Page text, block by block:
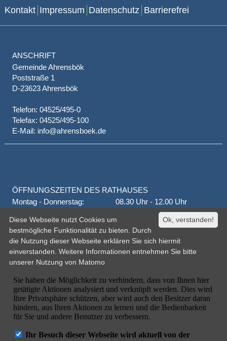
Kontakt Impressum Datenschutz Barrierefrei
ANSCHRIFT
Gemeinde Ahrensbök
Poststraße 1
D-23623 Ahrensbök
Telefon: 04525/495-0
Telefax: 04525/495-100
E-Mail: info@ahrensboek.de
ÖFFNUNGSZEITEN DES RATHAUSES
Montag - Donnerstag:
08.30 Uhr - 12.00 Uhr
14.00 Uhr - 18.00 Uhr
jeden 1. und 3. Montag
16.00 Uhr - 18.00 Uhr
Freitag
geschlossen
oder nach Vereinbarung
Ok, verstanden!
Diese Webseite nutzt Cookies um
bestmögliche Funktionalität zu bieten. Durch
die Nutzung dieser Webseite erklären Sie sich hiermit
einverstanden. Weitere Informationen entnehmen Sie bitte
unserer Nutzung von Matomo